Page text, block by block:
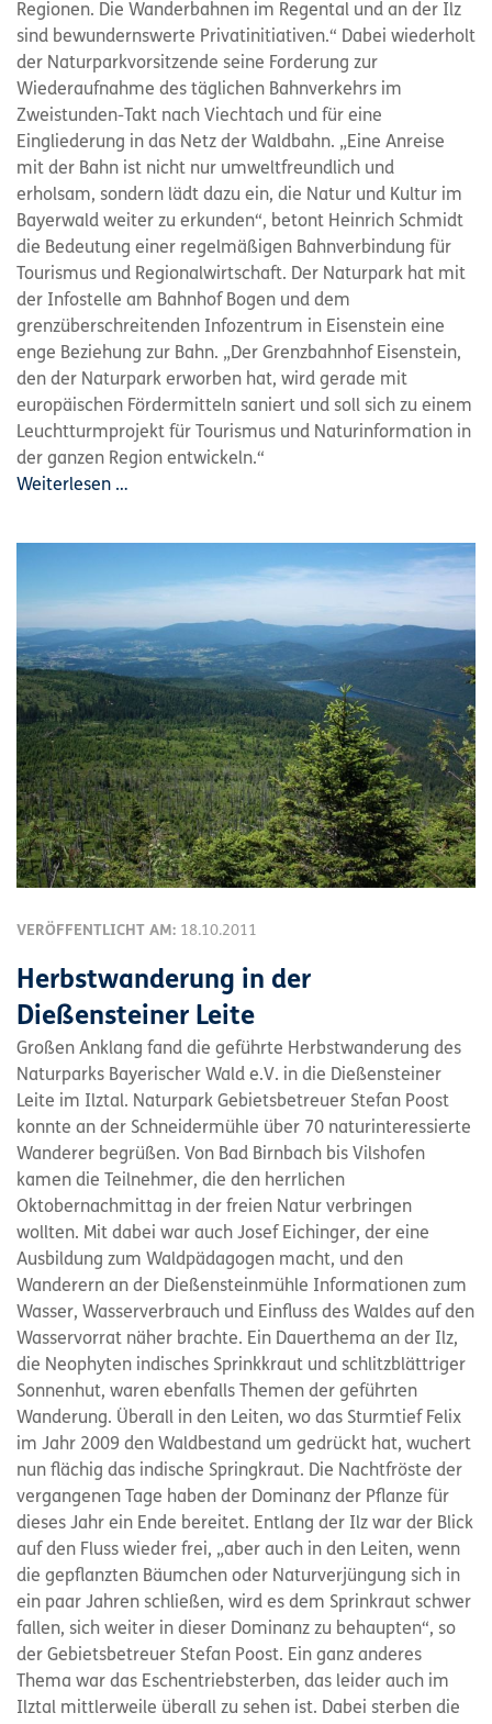
Regionen. Die Wanderbahnen im Regental und an der Ilz
sind bewundernswerte Privatinitiativen.“ Dabei wiederholt
der Naturparkvorsitzende seine Forderung zur
Wiederaufnahme des täglichen Bahnverkehrs im
Zweistunden-Takt nach Viechtach und für eine
Eingliederung in das Netz der Waldbahn. „Eine Anreise
mit der Bahn ist nicht nur umweltfreundlich und
erholsam, sondern lädt dazu ein, die Natur und Kultur im
Bayerwald weiter zu erkunden“, betont Heinrich Schmidt
die Bedeutung einer regelmäßigen Bahnverbindung für
Tourismus und Regionalwirtschaft. Der Naturpark hat mit
der Infostelle am Bahnhof Bogen und dem
grenzüberschreitenden Infozentrum in Eisenstein eine
enge Beziehung zur Bahn. „Der Grenzbahnhof Eisenstein,
den der Naturpark erworben hat, wird gerade mit
europäischen Fördermitteln saniert und soll sich zu einem
Leuchtturmprojekt für Tourismus und Naturinformation in
der ganzen Region entwickeln.“
Weiterlesen …
VERÖFFENTLICHT AM: 18.10.2011
Herbstwanderung in der
Dießensteiner Leite
Großen Anklang fand die geführte Herbstwanderung des
Naturparks Bayerischer Wald e.V. in die Dießensteiner
Leite im Ilztal. Naturpark Gebietsbetreuer Stefan Poost
konnte an der Schneidermühle über 70 naturinteressierte
Wanderer begrüßen. Von Bad Birnbach bis Vilshofen
kamen die Teilnehmer, die den herrlichen
Oktobernachmittag in der freien Natur verbringen
wollten. Mit dabei war auch Josef Eichinger, der eine
Ausbildung zum Waldpädagogen macht, und den
Wanderern an der Dießensteinmühle Informationen zum
Wasser, Wasserverbrauch und Einfluss des Waldes auf den
Wasservorrat näher brachte. Ein Dauerthema an der Ilz,
die Neophyten indisches Sprinkkraut und schlitzblättriger
Sonnenhut, waren ebenfalls Themen der geführten
Wanderung. Überall in den Leiten, wo das Sturmtief Felix
im Jahr 2009 den Waldbestand um gedrückt hat, wuchert
nun flächig das indische Springkraut. Die Nachtfröste der
vergangenen Tage haben der Dominanz der Pflanze für
dieses Jahr ein Ende bereitet. Entlang der Ilz war der Blick
auf den Fluss wieder frei, „aber auch in den Leiten, wenn
die gepflanzten Bäumchen oder Naturverjüngung sich in
ein paar Jahren schließen, wird es dem Sprinkraut schwer
fallen, sich weiter in dieser Dominanz zu behaupten“, so
der Gebietsbetreuer Stefan Poost. Ein ganz anderes
Thema war das Eschentriebsterben, das leider auch im
Ilztal mittlerweile überall zu sehen ist. Dabei sterben die